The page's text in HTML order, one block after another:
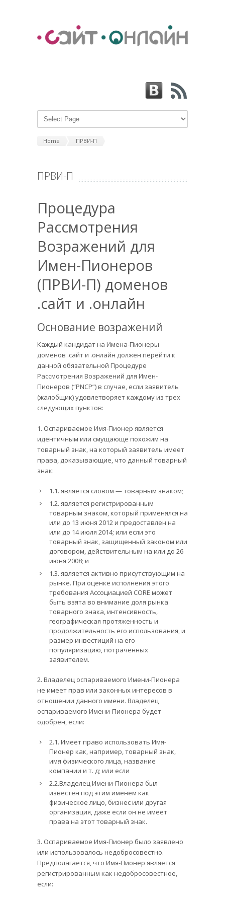
Home ПРВИ-П
ПРВИ-П
Процедура
Рассмотрения
Возражений для
Имен-Пионеров
(ПРВИ-П) доменов
.сайт и .онлайн
Основание возражений
Каждый кандидат на Имена-Пионеры
доменов .сайт и .онлайн должен перейти к
данной обязательной Процедуре
Рассмотрения Возражений для Имен-
Пионеров (“PNCP”) в случае, если заявитель
(жалобщик) удовлетворяет каждому из трех
следующих пунктов:
1. Оспариваемое Имя-Пионер является
идентичным или смущающе похожим на
товарный знак, на который заявитель имеет
права, доказывающие, что данный товарный
знак:
1.1. является словом — товарным знаком;
1.2. является регистрированным
товарным знаком, который применялся на
или до 13 июня 2012 и предоставлен на
или до 14 июля 2014; или если это
товарный знак, защищенный законом или
договором, действительным на или до 26
июня 2008; и
1.3. является активно присутствующим на
рынке. При оценке исполнения этого
требования Ассоциацией CORE может
быть взята во внимание доля рынка
товарного знака, интенсивность,
географическая протяженность и
продолжительность его использования, и
размер инвестиций на его
популяризацию, потраченных
заявителем.
2. Владелец оспариваемого Имени-Пионера
не имеет прав или законных интересов в
отношении данного имени. Владелец
оспариваемого Имени-Пионера будет
одобрен, если:
2.1. Имеет право использовать Имя-
Пионер как, например, товарный знак,
имя физического лица, название
компании и т. д; или если
2.2.Владелец Имени-Пионера был
известен под этим именем как
физическое лицо, бизнес или другая
организация, даже если он не имеет
права на этот товарный знак.
3. Оспариваемое Имя-Пионер было заявлено
или использовалось недобросовестно.
Предполагается, что Имя-Пионер является
регистрированным как недобросовестное,
если: